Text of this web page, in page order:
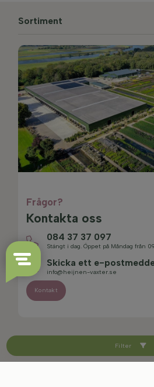
Filter
Sortiment
Frågor?
Kontakta oss
084 37 37 097
Stängt i dag. Öppet på Måndag från
Skicka ett e-
info@heijnen-vaxter.se
Kontakt